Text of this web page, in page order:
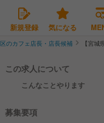
新規登録 気になる
のカフェ店長・店長候補 【宮
この求人について
こんなことやります
募集要項